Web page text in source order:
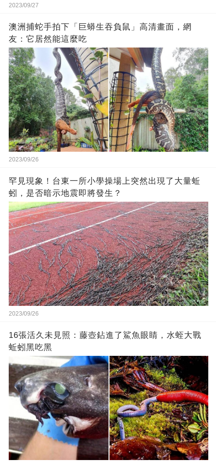
2023/09/27
澳洲捕蛇手拍下「巨蟒生吞負鼠」高清畫面，網
友：它居然能這麼吃
2023/09/26
罕見現象！台東一所小學操場上突然出現了大量蚯
蚓，是否暗示地震即將發生？
2023/09/26
16張活久未見照：藤壺鉆進了鯊魚眼睛，水蛭大戰
蚯蚓黑吃黑